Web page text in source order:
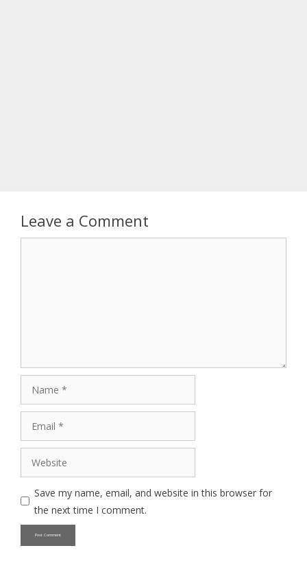
Leave a Comment
Save my name, email, and website in this browser for
the next time I comment.